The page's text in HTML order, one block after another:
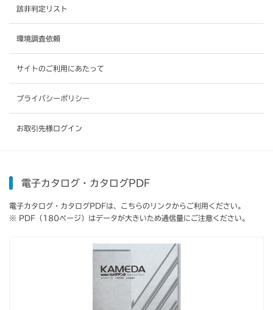
該非判定リスト
環境調査依頼
サイトのご利用にあたって
プライバシーポリシー
お取引先様ログイン
電子カタログ・カタログPDF
電子カタログ・カタログPDFは、こちらのリンクからご利用ください。
※ PDF（180ページ）はデータが大きいため通信量にご注意ください。